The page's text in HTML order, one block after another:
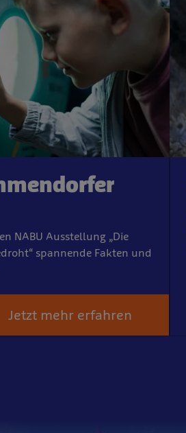
NABU Ausstellung „Die
spannende Fakten und
Jetzt mehr erfahren